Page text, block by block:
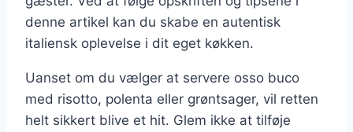
denne artikel kan du skabe en autentisk
italiensk oplevelse i dit eget køkken.
Uanset om du vælger at servere osso buco
med risotto, polenta eller grøntsager, vil retten
helt sikkert blive et hit. Glem ikke at tilføje